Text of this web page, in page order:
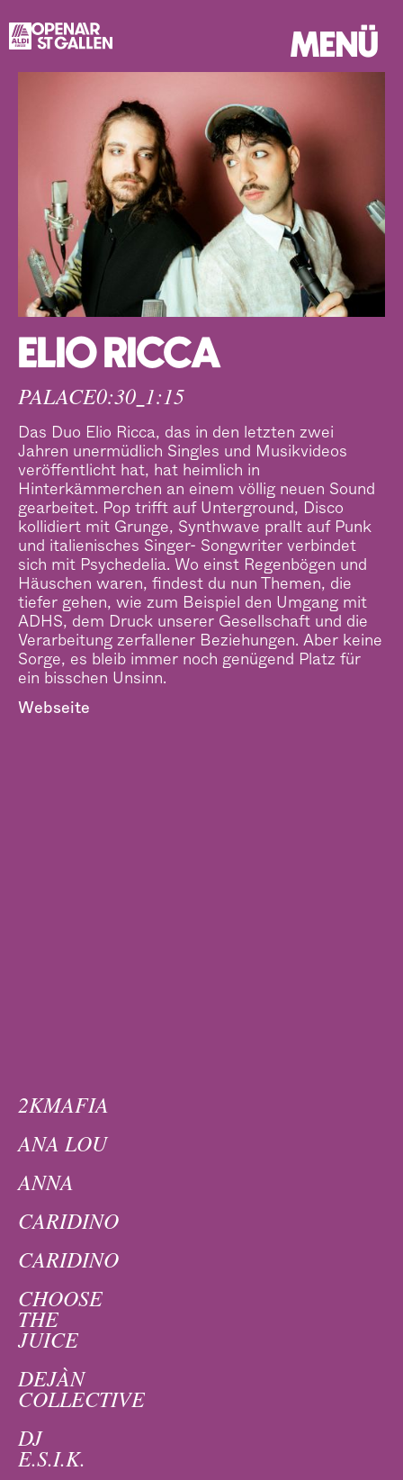
MENÜ
ELIO RICCA
PALACE0:30–1:15
Das Duo Elio Ricca, das in den letzten zwei
Jahren unermüdlich Singles und Musikvideos
veröffentlicht hat, hat heimlich in
Hinterkämmerchen an einem völlig neuen Sound
gearbeitet. Pop trifft auf Unterground, Disco
kollidiert mit Grunge, Synthwave prallt auf Punk
und italienisches Singer- Songwriter verbindet
sich mit Psychedelia. Wo einst Regenbögen und
Häuschen waren, findest du nun Themen, die
tiefer gehen, wie zum Beispiel den Umgang mit
ADHS, dem Druck unserer Gesellschaft und die
Verarbeitung zerfallener Beziehungen. Aber keine
Sorge, es bleib immer noch genügend Platz für
ein bisschen Unsinn.
Webseite
2KMAFIA
ANA LOU
ANNA
CARIDINO
CARIDINO
CHOOSE
THE
JUICE
DEJÀN
COLLECTIVE
DJ
E.S.I.K.